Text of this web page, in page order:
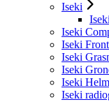
Iseki
Iseki
Iseki
Iseki
Iseki
Iseki
Iseki